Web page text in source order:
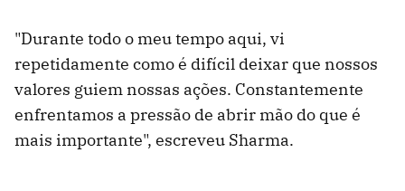
"Durante todo o meu tempo aqui, vi
repetidamente como é difícil deixar que nossos
valores guiem nossas ações. Constantemente
enfrentamos a pressão de abrir mão do que é
mais importante", escreveu Sharma.